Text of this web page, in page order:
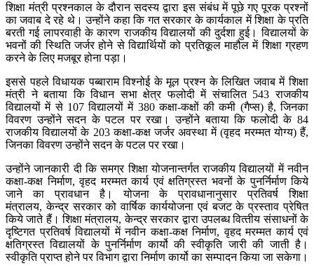
शिक्षा मंत्री प्रश्नकाल के दौरान सदस्य द्वारा इस संबंध में पूछे गए पूरक प्रश्नों
का जवाब दे रहे थे। उन्होंने कहा कि गत सरकार के कार्यकाल में शिक्षा के प्रति
बरती गई लापरवाही के कारण राजकीय विद्यालयों की दुर्दशा हुई। विद्यालयों के
भवनों की स्थिति जर्जर होने से विद्यार्थियों को प्रतिकूल माहौल में शिक्षा ग्रहण
करने के लिए मजबूर होना पड़ा।
इससे पहले विधायक पब्बाराम विश्नोई के मूल प्रश्न के लिखित जवाब में शिक्षा
मंत्री ने बताया कि विधान सभा क्षेत्र फलोदी में संचालित 543 राजकीय
विद्यालयों में से 107 विद्यालयों में 380 कक्षा-कक्षों की कमी (गैप्‍स) है, जिनका
विवरण उन्होंने सदन के पटल पर रखा। उन्होंने बताया कि फलोदी के 84
राजकीय विद्यालयों के 203 कक्षा-कक्ष जर्जर अवस्‍था में (वृहद मरम्‍मत योग्‍य) हैं,
जिनका विवरण उन्होंने सदन के पटल पर रखा।
उन्होंने जानकारी दी कि समग्र शिक्षा योजनान्‍तर्गत राजकीय विद्यालयों में नवीन
कक्षा-कक्ष निर्माण, वृहद मरम्‍मत कार्य एवं क्षतिग्रस्‍त भवनों के पुनर्निर्माण किये
जाने का प्रावधान है। योजना के प्रावधानानुसार प्रतिवर्ष शिक्षा
मंत्रालय, केन्द्र सरकार को वार्षिक कार्ययोजना एवं बजट के प्रस्‍ताव प्रेषित
किये जाते हैं। शिक्षा मंत्रालय, केन्द्र सरकार द्वारा उपलब्‍ध वित्‍तीय संसाधनों के
दृष्टिगत प्रतिवर्ष विद्यालयों में नवीन कक्षा-कक्ष निर्माण, वृहद मरम्‍मत कार्य एवं
क्षतिग्रस्‍त विद्यालयों के पुनर्निर्माण कार्यो की स्‍वीकृति जारी की जाती है।
स्‍वीकृति प्राप्‍त होने पर विभाग द्वारा निर्माण कार्यो का सम्‍पादन किया जा सकेगा।